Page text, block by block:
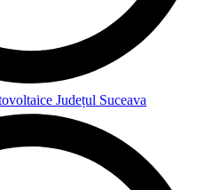
Județul Suceava